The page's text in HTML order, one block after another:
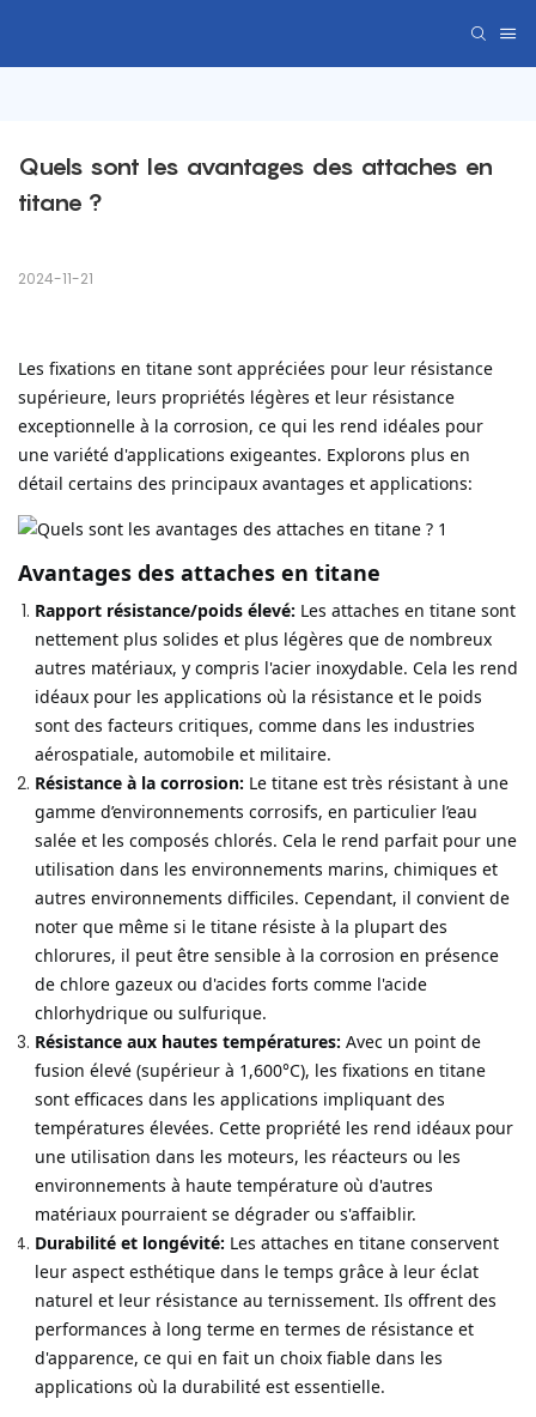
Quels sont les avantages des attaches en
titane ?
2024-11-21
Les fixations en titane sont appréciées pour leur résistance
supérieure, leurs propriétés légères et leur résistance
exceptionnelle à la corrosion, ce qui les rend idéales pour
une variété d'applications exigeantes. Explorons plus en
détail certains des principaux avantages et applications:
Avantages des attaches en titane
Rapport résistance/poids élevé: Les attaches en titane sont
nettement plus solides et plus légères que de nombreux
autres matériaux, y compris l'acier inoxydable. Cela les rend
idéaux pour les applications où la résistance et le poids
sont des facteurs critiques, comme dans les industries
aérospatiale, automobile et militaire.
Résistance à la corrosion: Le titane est très résistant à une
gamme d’environnements corrosifs, en particulier l’eau
salée et les composés chlorés. Cela le rend parfait pour une
utilisation dans les environnements marins, chimiques et
autres environnements difficiles. Cependant, il convient de
noter que même si le titane résiste à la plupart des
chlorures, il peut être sensible à la corrosion en présence
de chlore gazeux ou d'acides forts comme l'acide
chlorhydrique ou sulfurique.
Résistance aux hautes températures: Avec un point de
fusion élevé (supérieur à 1,600°C), les fixations en titane
sont efficaces dans les applications impliquant des
températures élevées. Cette propriété les rend idéaux pour
une utilisation dans les moteurs, les réacteurs ou les
environnements à haute température où d'autres
matériaux pourraient se dégrader ou s'affaiblir.
Durabilité et longévité: Les attaches en titane conservent
leur aspect esthétique dans le temps grâce à leur éclat
naturel et leur résistance au ternissement. Ils offrent des
performances à long terme en termes de résistance et
d'apparence, ce qui en fait un choix fiable dans les
applications où la durabilité est essentielle.